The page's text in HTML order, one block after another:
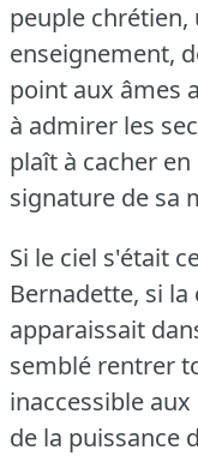
peuple
enseignement,
point aux âmes
à admirer les
plaît à cacher
signature de sa
Si le ciel s'était
Bernadette, si
apparaissait
semblé rentrer
inaccessible
de la puissance